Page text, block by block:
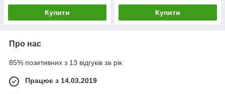
Купити Купити
Про нас
85% позитивних з 13 відгуків за рік
Працює з 14.03.2019